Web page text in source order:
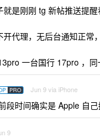
是刚刚 tg 新帖推送提醒
开代理，无后台通知正常
一台国行 17pro ，
PRO Jun 9 via iPhone
段时间确实是 Apple 自己
9